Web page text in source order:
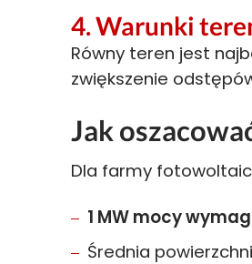
4.Warunki
Równy teren jest
zwiększenie
Jak
Dla farmy
1 MW mocy
Średnia